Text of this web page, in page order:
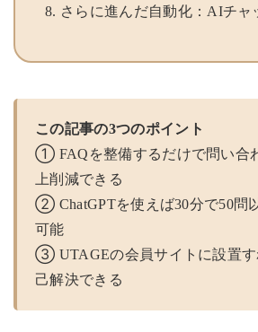
さらに進んだ自動化：AIチャ
この記事の3つのポイント
① FAQを整備するだけで問い合
上削減できる
② ChatGPTを使えば30分で50問
可能
③ UTAGEの会員サイトに設置す
己解決できる